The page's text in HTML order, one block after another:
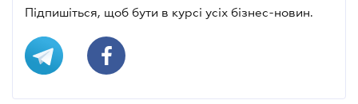
Підпишіться, щоб бути в курсі усіх бізнес-новин.